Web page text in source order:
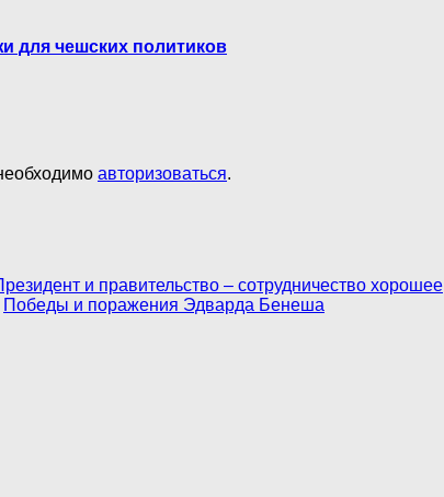
для чешских политиков
авторизоваться.
и правительство – сотрудничество хорошее
Победы и поражения Эдварда Бенеша